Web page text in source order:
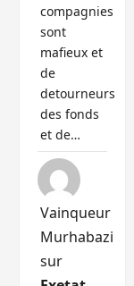
compagnies
sont
mafieux et
de
detourneurs
des fonds
et de…
Vainqueur
Murhabazi
sur